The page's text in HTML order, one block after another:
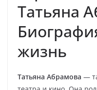
Татьяна
жизнь
Татьяна Абрамова —